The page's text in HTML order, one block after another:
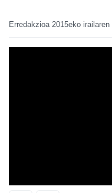
Erredakzioa 2015eko irailaren